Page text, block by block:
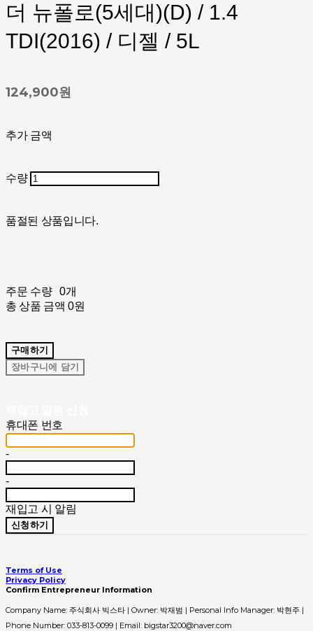
더 뉴폴로(5세대)(D) / 1.4
TDI(2016) / 디젤 / 5L
124,900원
추가 금액
수량
품절된 상품입니다.
주문 수량
0개
총 상품 금액 0원
구매하기
장바구니에 담기
휴대폰 번호
-
-
재입고 시 알림
신청하기
Terms of Use
Privacy Policy
Confirm Entrepreneur Information
Company Name: 주식회사 빅스타 | Owner: 박재범 | Personal Info Manager: 박현주 |
Phone Number: 033-813-0099 | Email: bigstar3200@naver.com